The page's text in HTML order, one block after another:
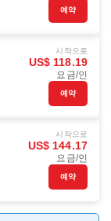
예약
시작으로
US$ 118.19
요금/인
예약
시작으로
US$ 144.17
요금/인
예약